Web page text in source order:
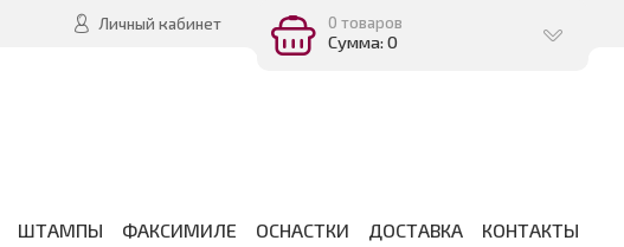
Личный кабинет 0 товаров
Сумма: 0
ШТАМПЫ ФАКСИМИЛЕ ОСНАСТКИ ДОСТАВКА КОНТАКТЫ